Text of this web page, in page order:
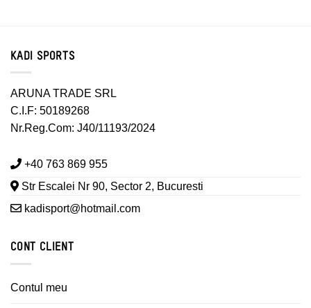
KADI SPORTS
ARUNA TRADE SRL
C.I.F: 50189268
Nr.Reg.Com: J40/11193/2024
+40 763 869 955
Str Escalei Nr 90, Sector 2, Bucuresti
kadisport@hotmail.com
CONT CLIENT
Contul meu